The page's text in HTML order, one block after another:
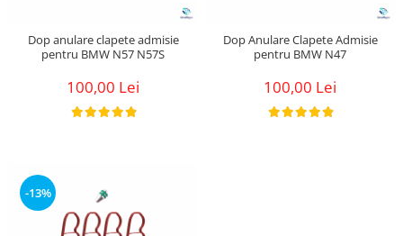
Dop anulare clapete admisie
pentru BMW N57 N57S
100,00 Lei
Dop Anulare Clapete Admisie
pentru BMW N47
100,00 Lei
-13%